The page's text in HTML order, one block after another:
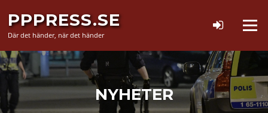
innehåll
PPPRESS.SE
Där det händer, när det händer
Meny
NYHETER